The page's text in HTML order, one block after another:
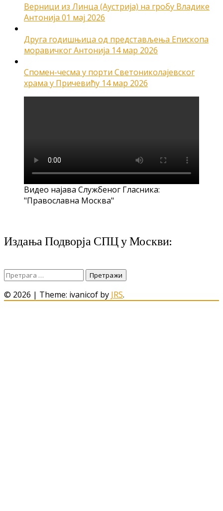
Верници из Линца (Аустрија) на гробу Владике
Антонија 01 мај 2026
Друга годишњица од представљења Епископа
моравичког Антонија 14 мар 2026
Спомен-чесма у порти Светониколајевског
храма у Причевићу 14 мар 2026
Видео најава Службеног Гласника:
"Православна Москва"
Издања Подворја СПЦ у Москви:
Претрага
за:
© 2026 | Theme: ivanicof by JRS.